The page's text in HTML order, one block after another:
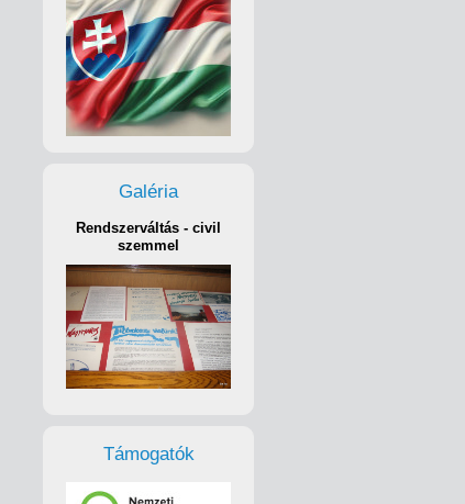
Galéria
Rendszerváltás - civil
szemmel
Támogatók